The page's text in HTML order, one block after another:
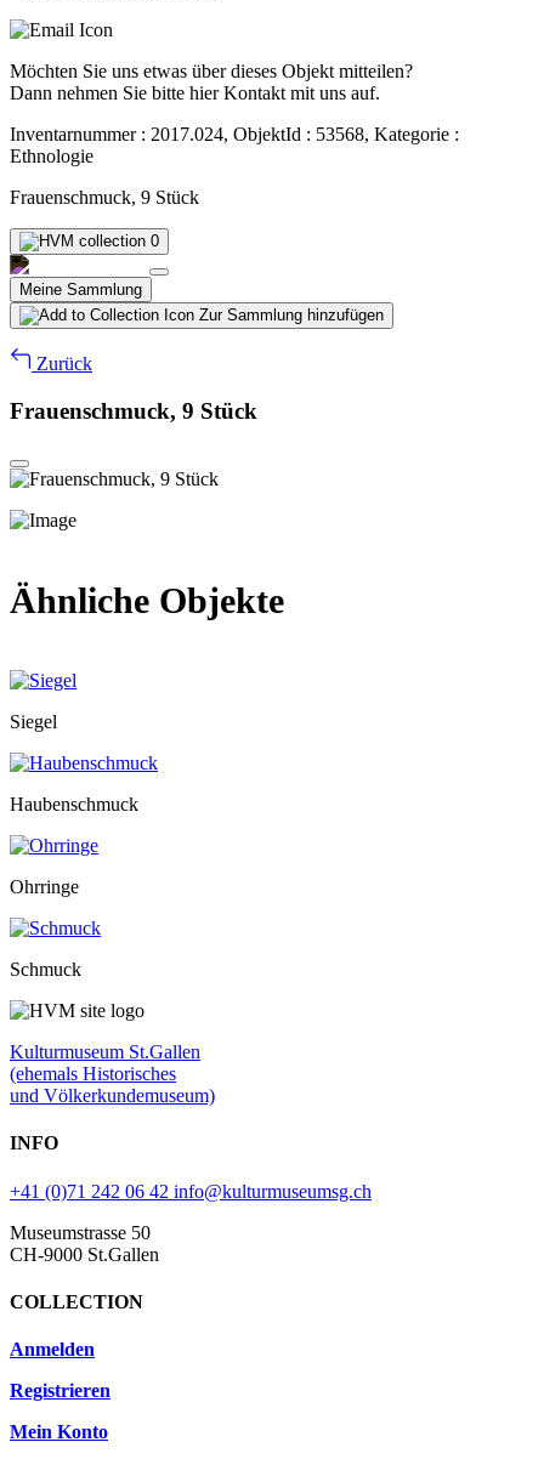
Möchten Sie uns etwas über dieses Objekt mitteilen?
Dann nehmen Sie bitte hier Kontakt mit uns auf.
Inventarnummer : 2017.024, ObjektId : 53568, Kategorie :
Ethnologie
Frauenschmuck, 9 Stück
0
Meine Sammlung
Zur Sammlung hinzufügen
Zurück
Frauenschmuck, 9 Stück
Ähnliche Objekte
Siegel
Haubenschmuck
Ohrringe
Schmuck
Kulturmuseum St.Gallen
(ehemals Historisches
und Völkerkundemuseum)
INFO
+41 (0)71 242 06 42 info@kulturmuseumsg.ch
Museumstrasse 50
CH-9000 St.Gallen
COLLECTION
Anmelden
Registrieren
Mein Konto